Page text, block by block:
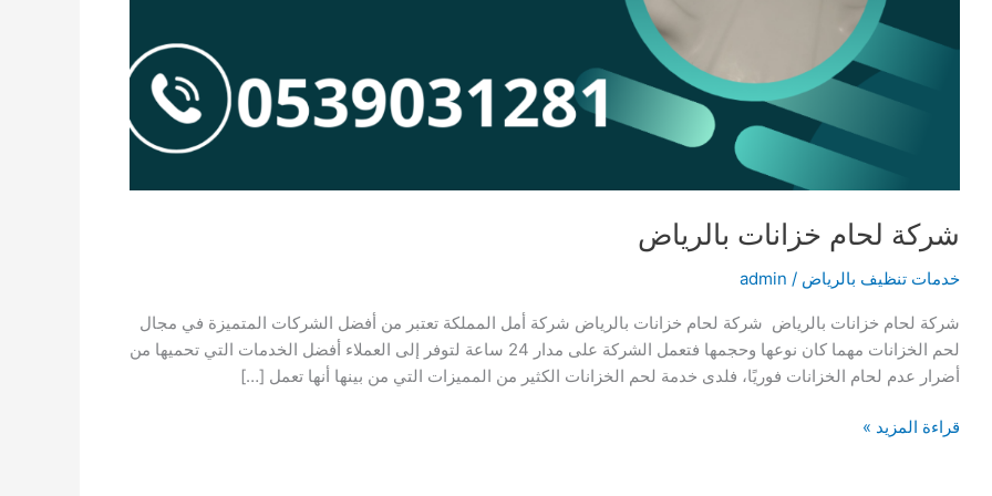
شركة لحام خزانات بالرياض
خدمات تنظيف بالرياض /
admin
شركة لحام خزانات بالرياض شركة لحام خزانات بالرياض شركة أمل المملكة تعتبر من أفضل الشركات المتميزة في مجال
لحم الخزانات مهما كان نوعها وحجمها فتعمل الشركة على مدار 24 ساعة لتوفر إلى العملاء أفضل الخدمات التي تحميها من
أضرار عدم لحام الخزانات فوريًا، فلدى خدمة لحم الخزانات الكثير من المميزات التي من بينها أنها تعمل […]
شركة
قراءة المزيد »